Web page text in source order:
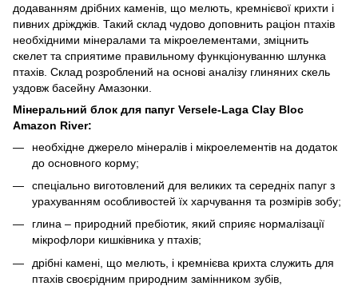
додаванням дрібних каменів, що мелють, кремнієвої крихти і
пивних дріжджів. Такий склад чудово доповнить раціон птахів
необхідними мінералами та мікроелементами, зміцнить
скелет та сприятиме правильному функціонуванню шлунка
птахів. Склад розроблений на основі аналізу глиняних скель
уздовж басейну Амазонки.
Мінеральний блок для папуг Versele-Laga Clay Bloc
Amazon River:
необхідне джерело мінералів і мікроелементів на додаток
до основного корму;
спеціально виготовлений для великих та середніх папуг з
урахуванням особливостей їх харчування та розмірів зобу;
глина – природний пребіотик, який сприяє нормалізації
мікрофлори кишківника у птахів;
дрібні камені, що мелють, і кремнієва крихта служить для
птахів своєрідним природним замінником зубів,